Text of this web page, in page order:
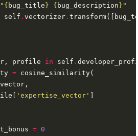
" { bug_title } { bug_description } "
self .vectorizer .
profile in self .
=
'expertise_vector'
= 0